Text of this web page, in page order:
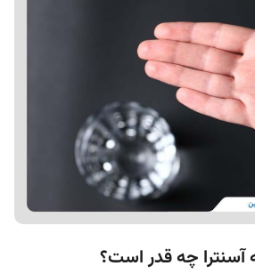
آسنترا چه قدر است؟